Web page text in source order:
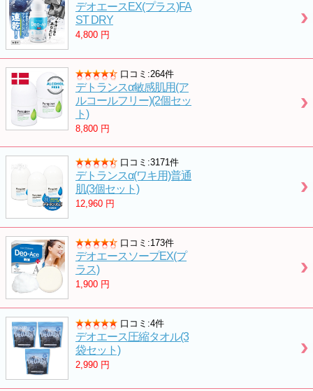
デオエースEX(プラス)FA
ST DRY
4,800 円
口コミ:264件
デトランスα敏感肌用(ア
ルコールフリー)(2個セッ
ト)
8,800 円
口コミ:3171件
デトランスα(ワキ用)普通
肌(3個セット)
12,960 円
口コミ:173件
デオエースソープEX(プ
ラス)
1,900 円
口コミ:4件
デオエース圧縮タオル(3
袋セット)
2,990 円